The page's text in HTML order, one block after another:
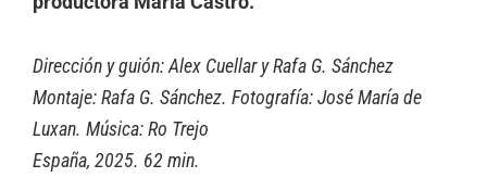
Dirección y guión: Alex Cuellar y Rafa G. Sánchez
Montaje: Rafa G. Sánchez. Fotografía: José María de
Luxan. Música: Ro Trejo
España, 2025. 62 min.